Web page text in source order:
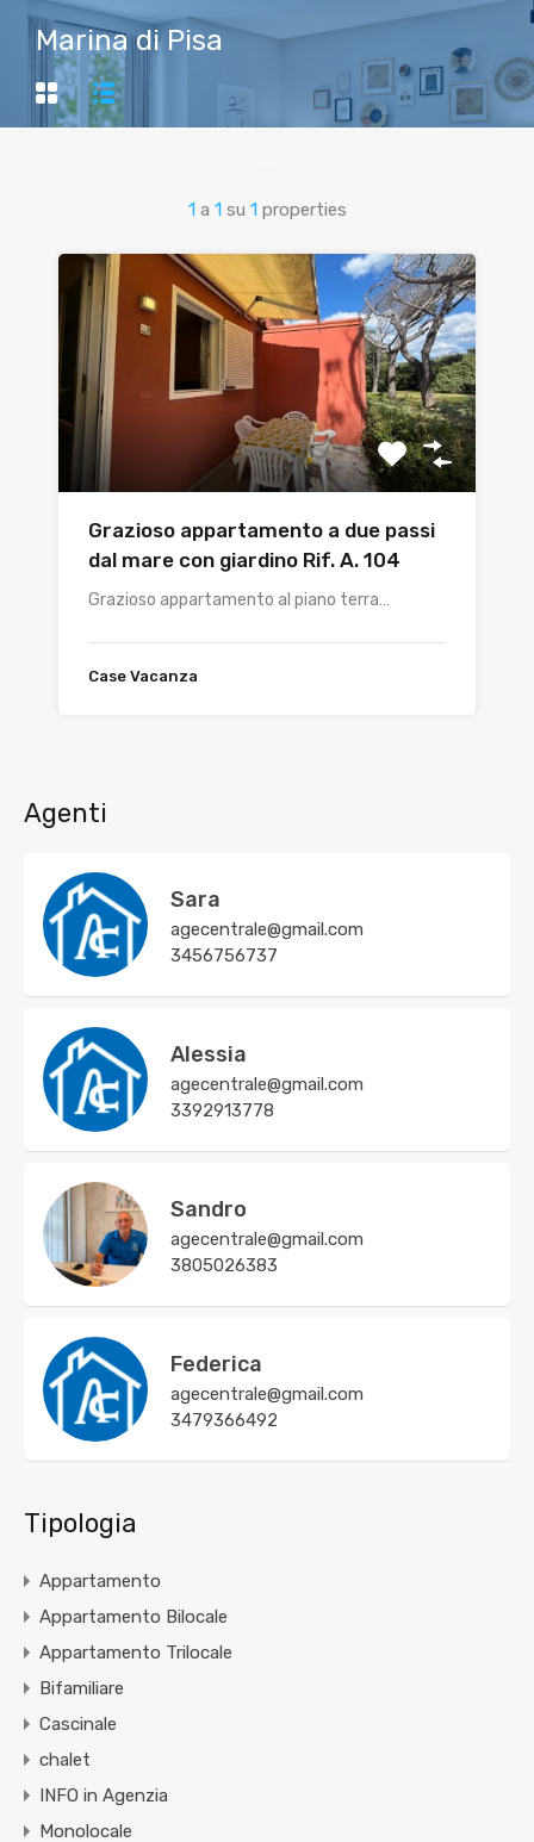
Marina di Pisa
1 a 1 su 1 properties
Grazioso appartamento a due passi
dal mare con giardino Rif. A. 104
Grazioso appartamento al piano terra…
Case Vacanza
Agenti
Sara
agecentrale@gmail.com
3456756737
Alessia
agecentrale@gmail.com
3392913778
Sandro
agecentrale@gmail.com
3805026383
Federica
agecentrale@gmail.com
3479366492
Tipologia
Appartamento
Appartamento Bilocale
Appartamento Trilocale
Bifamiliare
Cascinale
chalet
INFO in Agenzia
Monolocale